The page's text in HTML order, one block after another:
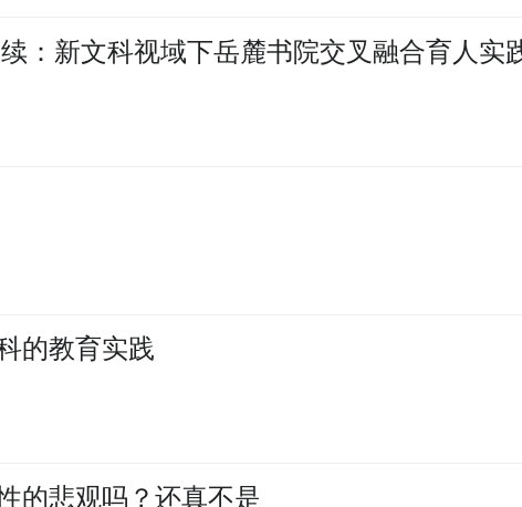
：新文科视域下岳麓书院交叉融合育人实
的教育实践
的悲观吗？还真不是